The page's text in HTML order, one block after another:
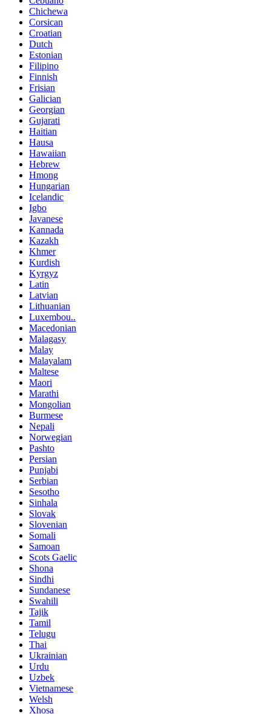
Chichewa
Corsican
Croatian
Dutch
Estonian
Filipino
Finnish
Frisian
Galician
Georgian
Gujarati
Haitian
Hausa
Hawaiian
Hebrew
Hmong
Hungarian
Icelandic
Igbo
Javanese
Kannada
Kazakh
Khmer
Kurdish
Kyrgyz
Latin
Latvian
Lithuanian
Luxembou..
Macedonian
Malagasy
Malay
Malayalam
Maltese
Maori
Marathi
Mongolian
Burmese
Nepali
Norwegian
Pashto
Persian
Punjabi
Serbian
Sesotho
Sinhala
Slovak
Slovenian
Somali
Samoan
Scots Gaelic
Shona
Sindhi
Sundanese
Swahili
Tajik
Tamil
Telugu
Thai
Ukrainian
Urdu
Uzbek
Vietnamese
Welsh
Xhosa